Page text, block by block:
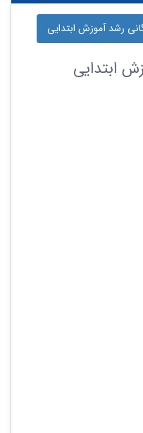
رشد آموزش ابتدایی
ابتدایی